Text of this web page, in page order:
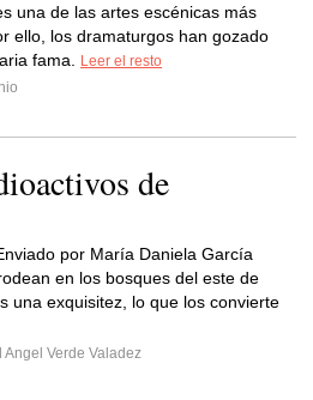
una de las artes escénicas más
ello, los dramaturgos han gozado
fama.
Leer el resto
de
por María Daniela García
en los bosques del este de
una exquisitez, lo que los convierte
Angel Verde Valadez